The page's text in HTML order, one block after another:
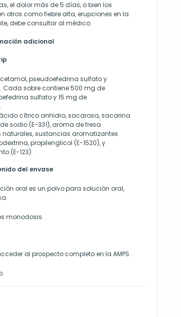
el dolor más de 5 días, o bien los
otros como fiebre alta, erupciones en la
debe consultar al médico.
adicional
pseudoefedrina sulfato y
sobre contiene 500 mg de
sulfato y 15 mg de
cítrico anhidro, sacarosa, sacarina
sodio (E-331), aroma de fresa
sustancias aromatizantes
propilenglicol (E-1520), y
(E-123).
del envase
oral es un polvo para solución oral,
monodosis.
al prospecto completo en la AMPS.